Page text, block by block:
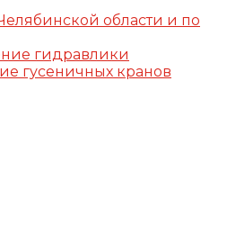
области и по
гидравлики
гусеничных кранов